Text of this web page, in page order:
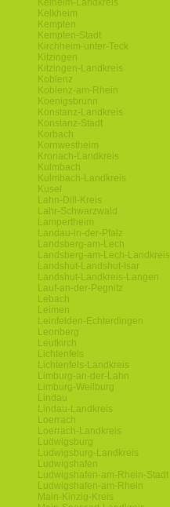
Kelheim-Landkreis
Kelkheim
Kempten
Kempten-Stadt
Kirchheim-unter-Teck
Kitzingen
Kitzingen-Landkreis
Koblenz
Koblenz-am-Rhein
Koenigsbrunn
Konstanz-Landkreis
Konstanz-Stadt
Korbach
Kornwestheim
Kronach-Landkreis
Kulmbach
Kulmbach-Landkreis
Kusel
Lahn-Dill-Kreis
Lahr-Schwarzwald
Lampertheim
Landau-in-der-Pfalz
Landsberg-am-Lech
Landsberg-am-Lech-Landkreis
Landshut-Landshut-Isar
Landshut-Landkreis-Langen
Lauf-an-der-Pegnitz
Lebach
Leimen
Leinfelden-Echterdingen
Leonberg
Leutkirch
Lichtenfels
Lichtenfels-Landkreis
Limburg-an-der-Lahn
Limburg-Weilburg
Lindau
Lindau-Landkreis
Loerrach
Loerrach-Landkreis
Ludwigsburg
Ludwigsburg-Landkreis
Ludwigshafen
Ludwigshafen-am-Rhein-Stadt
Ludwigshafen-am-Rhein
Main-Kinzig-Kreis